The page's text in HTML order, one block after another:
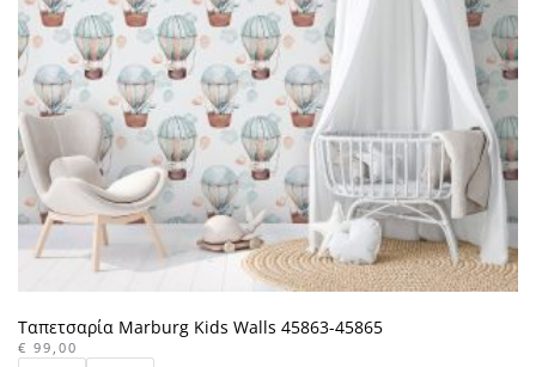
Ταπετσαρία Marburg Kids Walls 45863-45865
€ 99,00